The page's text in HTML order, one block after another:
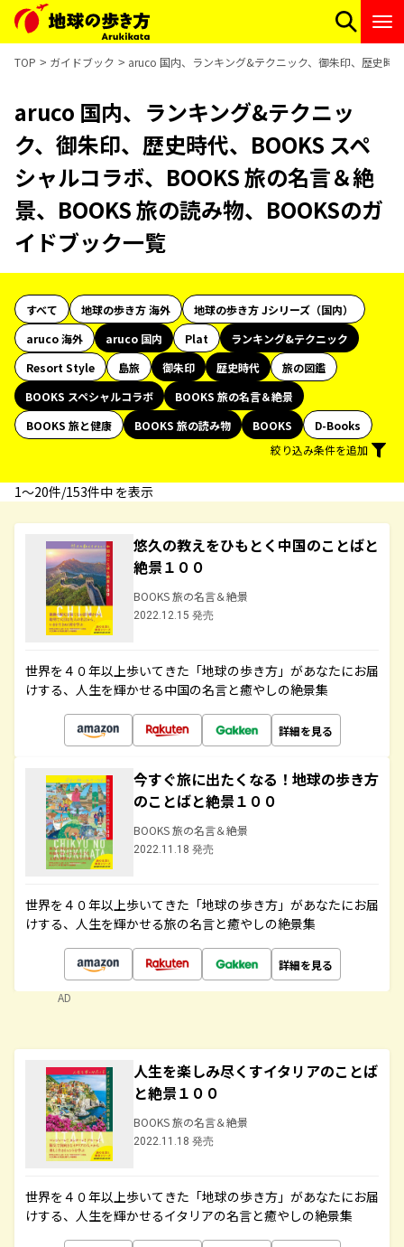
TOP ガイドブック aruco 国内、ランキング&テクニック、御朱印、歴史時
aruco 国内、ランキング&テクニッ
ク、御朱印、歴史時代、BOOKS スペ
シャルコラボ、BOOKS 旅の名言＆絶
景、BOOKS 旅の読み物、BOOKSのガ
イドブック一覧
すべて 地球の歩き方 海外
地球の歩き方 Jシリーズ（国内）
aruco 海外
aruco 国内 Plat
ランキング&テクニック
Resort Style
島旅 御朱印 歴史時代
旅の図鑑
BOOKS スペシャルコラボ
BOOKS 旅の名言＆絶景
BOOKS 旅と健康
BOOKS 旅の読み物 BOOKS
D-Books
絞り込み条件を追加
1〜20件/153件中 を表示
悠久の教えをひもとく中国のことばと
絶景１００
BOOKS 旅の名言＆絶景
2022.12.15 発売
世界を４０年以上歩いてきた「地球の歩き方」があなたにお届
けする、人生を輝かせる中国の名言と癒やしの絶景集
詳細を見る
今すぐ旅に出たくなる！地球の歩き方
のことばと絶景１００
BOOKS 旅の名言＆絶景
2022.11.18 発売
世界を４０年以上歩いてきた「地球の歩き方」があなたにお届
けする、人生を輝かせる旅の名言と癒やしの絶景集
詳細を見る
AD
人生を楽しみ尽くすイタリアのことば
と絶景１００
BOOKS 旅の名言＆絶景
2022.11.18 発売
世界を４０年以上歩いてきた「地球の歩き方」があなたにお届
けする、人生を輝かせるイタリアの名言と癒やしの絶景集